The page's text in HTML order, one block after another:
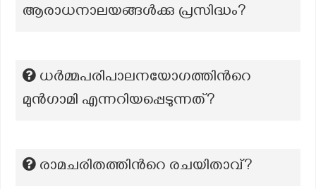
ആരാധനാലയങ്ങൾക്കു പ്രസിദ്ധം?
ധർമ്മപരിപാലനയോഗത്തിന്‍റെ
മുൻഗാമി എന്നറിയപ്പെടുന്നത്?
രാമചരിതത്തിന്‍റെ രചയിതാവ്?